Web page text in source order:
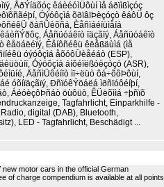
ÅðÝíäõóç êáèéóìÜôùí ìå áðïìßìçóç
Óýóôçìá õðïâïÞèçóçò êáôÜ ôç
ðáñÜèõñá, Èåñìáéíüìåíá
Áåñüóáêïò ïäçãïý, Áåñüóáêïò
êåöáëéïý, Êåíôñéêü êëåßäùìá (ìå
óýóôçìá åõóôÜèåéáò (ESP),
Óýóôçìá áíôéïëßóèçóçò (ASR),
ÄåñìÜôéíïò ìï÷ëüò ôá÷õôÞôùí,
óõíïäçãïý, ÐñïóêÝöáëá ìðñïóôéíþí,
ÁéóèçôÞñáò öùôüò, ÊÜëõììá ÷þñïõ
Tagfahrlicht, Einparkhilfe -
digital (DAB), Bluetooth,
LED - Tagfahrlicht, Beschädigt ...
motor cars in the official German
of charge compendium is available at all points